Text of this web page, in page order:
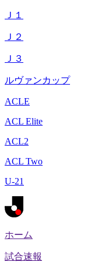
Ｊ１
Ｊ２
Ｊ３
ルヴァンカップ
ACLE
ACL Elite
ACL2
ACL Two
U-21
ホーム
試合速報